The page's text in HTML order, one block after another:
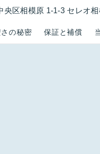
の秘密 保証と補償
区相模原 1-1-3 セレオ